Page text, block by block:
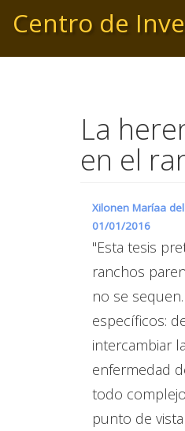
contenido
principal
Centro de
La
en el
Xilonen Maríaa
01/01/2016
"Esta tesis
ranchos
no se
específicos:
intercambiar
enfermedad
todo
punto de